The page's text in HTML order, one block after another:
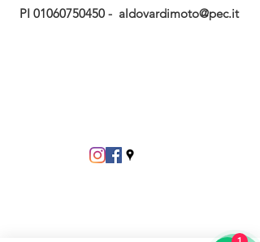
PI 01060750450 - aldovardimoto@pec.it